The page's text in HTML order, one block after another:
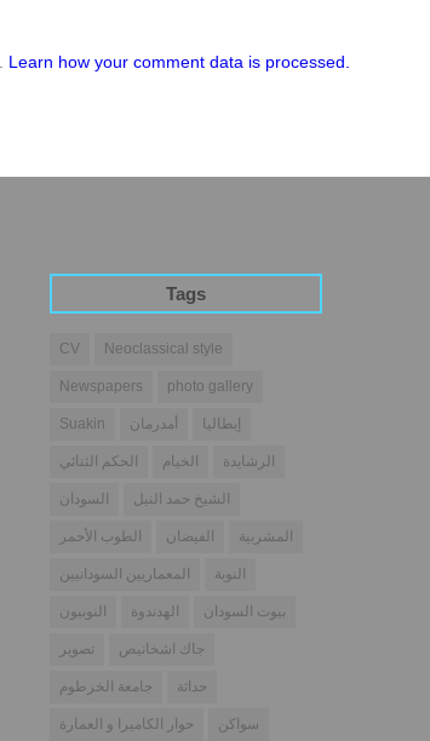
Learn how your comment data is processed.
Tags
CV Neoclassical style
Newspapers photo gallery
Suakin أمدرمان إيطاليا
الحكم الثنائي الخيام الرشايدة
السودان الشيخ حمد النيل
الطوب الأحمر الفيضان المشربية
المعماريين السودانيين النوبة
النوبيون الهدندوة بيوت السودان
تصوير جاك اشخانيص
جامعة الخرطوم حداثة
حوار الكاميرا و العمارة سواكن